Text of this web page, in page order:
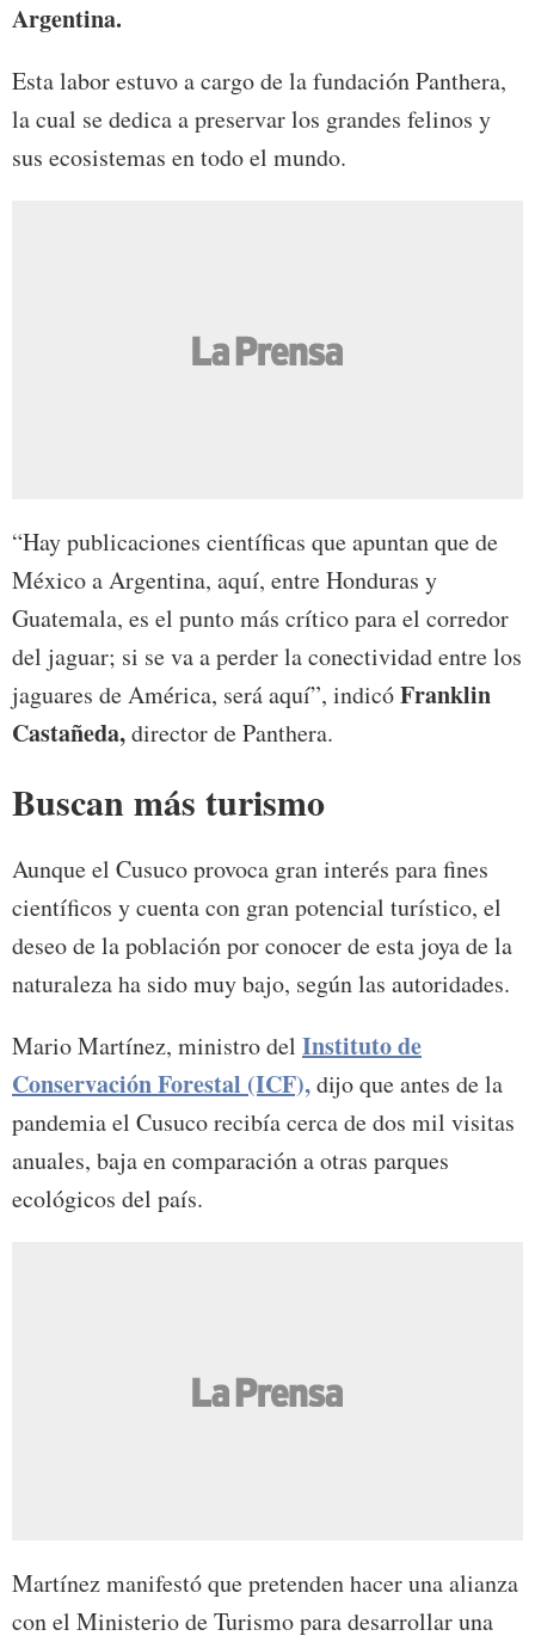
Argentina.
Esta labor estuvo a cargo de la fundación Panthera,
la cual se dedica a preservar los grandes felinos y
sus ecosistemas en todo el mundo.
“Hay publicaciones científicas que apuntan que de
México a Argentina, aquí, entre Honduras y
Guatemala, es el punto más crítico para el corredor
del jaguar; si se va a perder la conectividad entre los
jaguares de América, será aquí”, indicóFranklin
Castañeda,director de Panthera.
Buscan más turismo
Aunque el Cusuco provoca gran interés para fines
científicos y cuenta con gran potencial turístico, el
deseo de la población por conocer de esta joya de la
naturaleza ha sido muy bajo, según las autoridades.
Mario Martínez, ministro del Instituto de
Conservación Forestal (ICF),dijo que antes de la
pandemia el Cusuco recibía cerca de dos mil visitas
anuales, baja en comparación a otras parques
ecológicos del país.
Martínez manifestó que pretenden hacer una alianza
con el Ministerio de Turismo para desarrollar una